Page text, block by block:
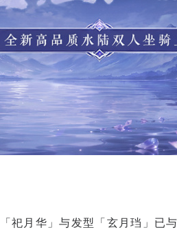
祀月华」与发型「玄月珰」已